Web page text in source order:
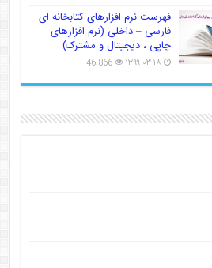
فهرست نرم افزارهای کتابخانه ای
فارسی – داخلی (نرم افزارهای
چاپی ، دیجیتال و مشترک)
۱۳۹۹-۰۳-۱۸ 46,866